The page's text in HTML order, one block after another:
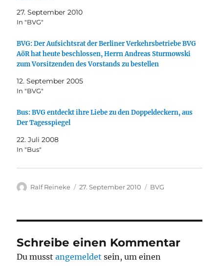
27. September 2010
In "BVG"
BVG: Der Aufsichtsrat der Berliner Verkehrsbetriebe BVG
AöR hat heute beschlossen, Herrn Andreas Sturmowski
zum Vorsitzenden des Vorstands zu bestellen
12. September 2005
In "BVG"
Bus: BVG entdeckt ihre Liebe zu den Doppeldeckern, aus
Der Tagesspiegel
22. Juli 2008
In "Bus"
Autor
Ralf Reineke
Veröffentlicht
27. September 2010 Kategorien
BVG
Schreibe einen Kommentar
Du musstangemeldet sein, um einen